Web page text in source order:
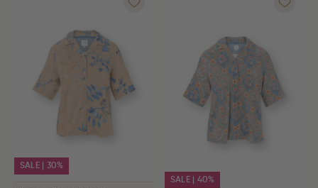
SALE | 30%
SALE | 40%